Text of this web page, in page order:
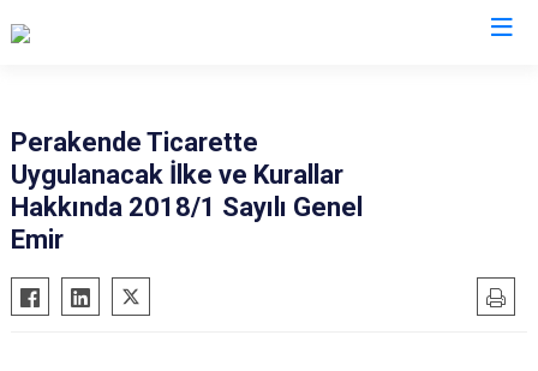
Perakende Ticarette
Uygulanacak İlke ve Kurallar
Hakkında 2018/1 Sayılı Genel
Emir